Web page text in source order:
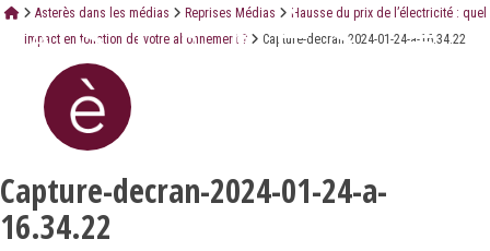
Asterès dans les médias Reprises Médias
Hausse du prix de l’électricité : quel
impact en fonction de votre abonnement ?
Capture-decran-2024-01-24-a-16.34.22
Capture-decran-2024-01-24-a-
16.34.22